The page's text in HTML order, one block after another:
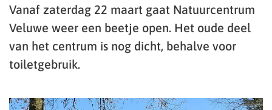
Vanaf zaterdag 22 maart gaat Natuurcentrum
Veluwe weer een beetje open. Het oude deel
van het centrum is nog dicht, behalve voor
toiletgebruik.